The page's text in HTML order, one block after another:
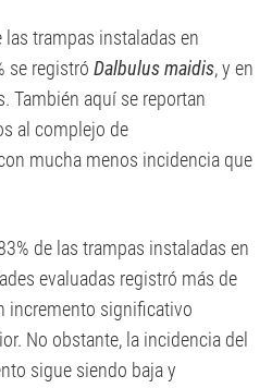
las trampas instaladas en
se registró Dalbulus maidis, y en
También aquí se reportan
al complejo de
mucha menos incidencia que
de las trampas instaladas en
evaluadas registró más de
incremento significativo
No obstante, la incidencia del
sigue siendo baja y